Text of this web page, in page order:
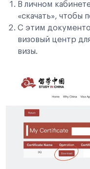
В личном
«скачать», чтобы
С этим
визовый центр
визы.